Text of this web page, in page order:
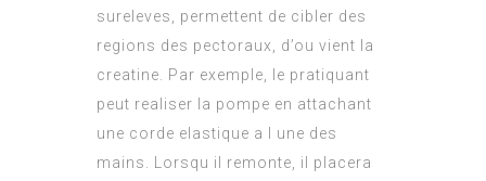
sureleves, permettent de cibler des
regions des pectoraux, d’ou vient la
creatine. Par exemple, le pratiquant
peut realiser la pompe en attachant
une corde elastique a l une des
mains. Lorsqu il remonte, il placera